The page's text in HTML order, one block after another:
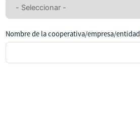
ningún
Nombre de la cooperativa/empresa/entidad